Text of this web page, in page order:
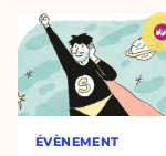
ÉVÈNEMENT